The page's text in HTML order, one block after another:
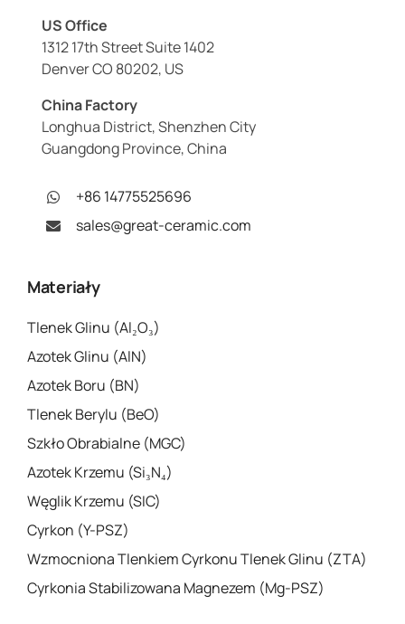
US Office
1312 17th Street Suite 1402
Denver CO 80202, US
China Factory
Longhua District, Shenzhen City
Guangdong Province, China
+86 14775525696
sales@great-ceramic.com
Materiały
Tlenek Glinu (Al₂O₃)
Azotek Glinu (AlN)
Azotek Boru (BN)
Tlenek Berylu (BeO)
Szkło Obrabialne (MGC)
Azotek Krzemu (Si₃N₄)
Węglik Krzemu (SIC)
Cyrkon (Y-PSZ)
Wzmocniona Tlenkiem Cyrkonu Tlenek Glinu (ZTA)
Cyrkonia Stabilizowana Magnezem (Mg-PSZ)